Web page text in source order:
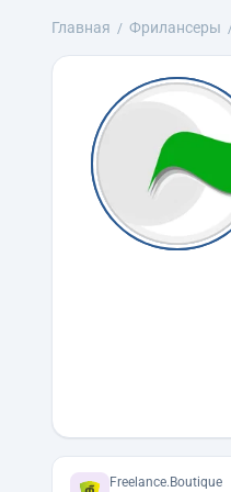
Главная Фрилансеры
Freelance.Boutique